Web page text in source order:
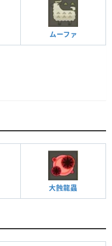
ムーファ
大蝕龍蟲